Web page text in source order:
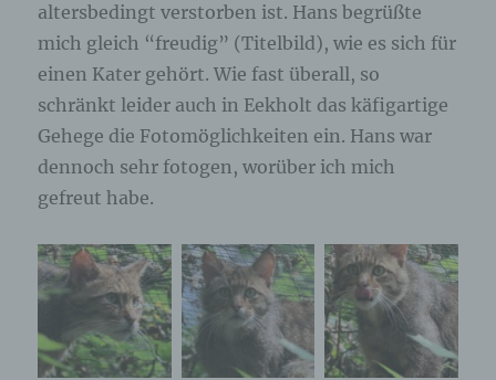
altersbedingt verstorben ist. Hans begrüßte
mich gleich “freudig” (Titelbild), wie es sich für
einen Kater gehört. Wie fast überall, so
schränkt leider auch in Eekholt das käfigartige
Gehege die Fotomöglichkeiten ein. Hans war
dennoch sehr fotogen, worüber ich mich
gefreut habe.